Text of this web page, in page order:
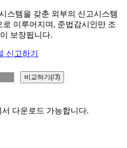
스템을 갖춘 외부의 신고시스템
이루어지며, 준법감시인만 조
보장됩니다.
신고하기
비교하기(/3)
다운로드 가능합니다.